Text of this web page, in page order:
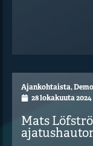
Ajankohtaista,
28 lokakuuta 2024
Mats